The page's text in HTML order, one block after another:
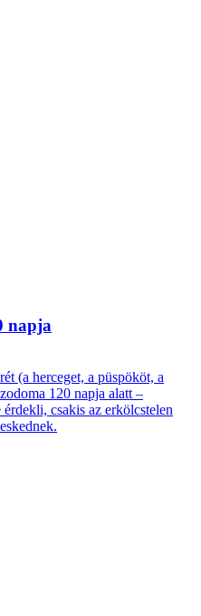
napja
(a herceget, a püspököt, a
120 napja alatt –
csakis az erkölcstelen